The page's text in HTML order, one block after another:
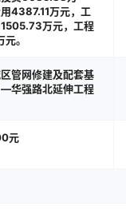
4387.11万元，工
万元，工程
。
管网修建及配套基
华强路北延伸工程
元